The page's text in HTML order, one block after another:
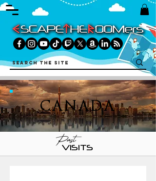
CANADA
Past
VISITS